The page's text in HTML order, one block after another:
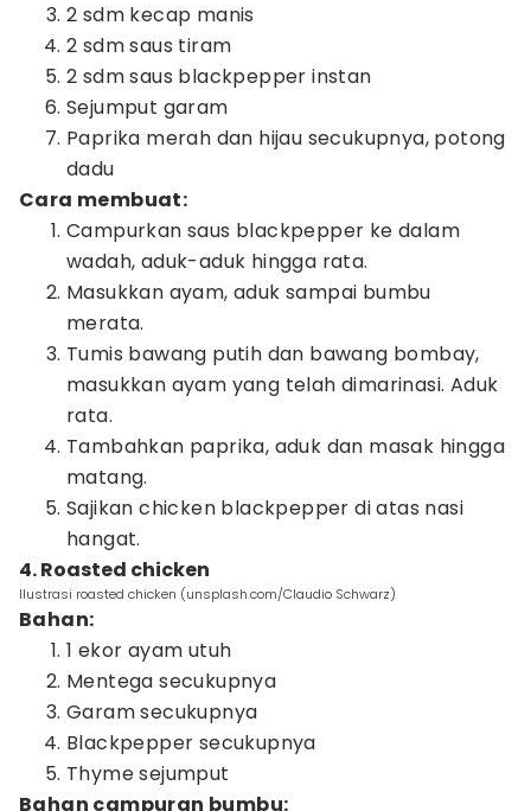
2 sdm kecap manis
2 sdm saus tiram
2 sdm saus blackpepper instan
Sejumput garam
Paprika merah dan hijau secukupnya, potong
dadu
Cara membuat:
Campurkan saus blackpepper ke dalam
wadah, aduk-aduk hingga rata.
Masukkan ayam, aduk sampai bumbu
merata.
Tumis bawang putih dan bawang bombay,
masukkan ayam yang telah dimarinasi. Aduk
rata.
Tambahkan paprika, aduk dan masak hingga
matang.
Sajikan chicken blackpepper di atas nasi
hangat.
4. Roasted chicken
Ilustrasi roasted chicken (unsplash.com/Claudio Schwarz)
Bahan:
1 ekor ayam utuh
Mentega secukupnya
Garam secukupnya
Blackpepper secukupnya
Thyme sejumput
Bahan campuran bumbu: